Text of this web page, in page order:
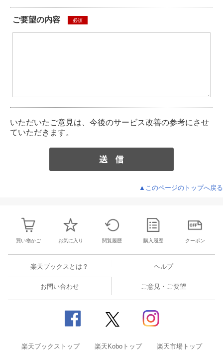
ご要望の内容 必須
いただいたご意見は、今後のサービス改善の参考にさせ
ていただきます。
▲このページのトップへ戻る
買い物かご お気に入り 閲覧履歴 購入履歴 クーポン
楽天ブックスとは？ ヘルプ
お問い合わせ ご意見・ご要望
楽天ブックストップ 楽天Koboトップ 楽天市場トップ